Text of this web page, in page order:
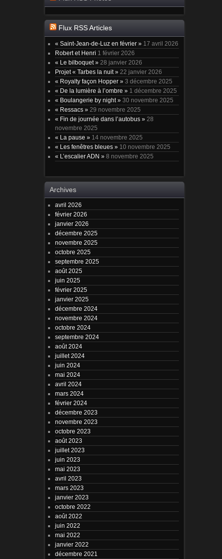
Flux RSS Articles
« Saint-Jean-de-Luz en février » 17 avril 2026
Robert et Henri 1 février 2026
« Le bilboquet » 28 janvier 2026
Projet « Tarbes la nuit » 22 janvier 2026
« Royalty façon Hopper » 3 décembre 2025
« De la lumière à l’ombre » 1 décembre 2025
« Boulangerie by night » 30 novembre 2025
« Ressacs » 29 novembre 2025
« Fin de journée dans l’autobus » 28
novembre 2025
« La pause » 14 novembre 2025
« Les fenêtres bleues » 10 novembre 2025
« L’escalier ADN » 8 novembre 2025
Archives
avril 2026
février 2026
janvier 2026
décembre 2025
novembre 2025
octobre 2025
septembre 2025
août 2025
juin 2025
février 2025
janvier 2025
décembre 2024
novembre 2024
octobre 2024
septembre 2024
août 2024
juillet 2024
juin 2024
mai 2024
avril 2024
mars 2024
février 2024
décembre 2023
novembre 2023
octobre 2023
août 2023
juillet 2023
juin 2023
mai 2023
avril 2023
mars 2023
janvier 2023
octobre 2022
août 2022
juin 2022
mai 2022
janvier 2022
décembre 2021